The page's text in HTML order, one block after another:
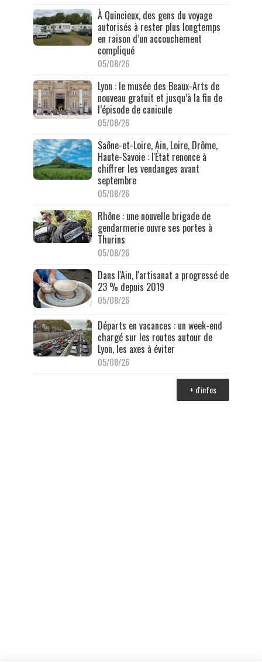
À Quincieux, des gens du voyage
autorisés à rester plus longtemps
en raison d’un accouchement
compliqué
05/08/26
Lyon : le musée des Beaux-Arts de
nouveau gratuit et jusqu’à la fin de
l’épisode de canicule
05/08/26
Saône-et-Loire, Ain, Loire, Drôme,
Haute-Savoie : l'État renonce à
chiffrer les vendanges avant
septembre
05/08/26
Rhône : une nouvelle brigade de
gendarmerie ouvre ses portes à
Thurins
05/08/26
Dans l'Ain, l'artisanat a progressé de
23 % depuis 2019
05/08/26
Départs en vacances : un week-end
chargé sur les routes autour de
Lyon, les axes à éviter
05/08/26
+ d'infos